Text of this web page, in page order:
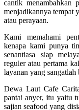
cantik menambahkan
menjadikannya tempat
atau perayaan.
Kami memahami
kenapa kami punya
senantiasa siap
reguler atau pertama
layanan yang
Dewa Laut Cafe
pantai anyer, itu yaitu
sajian seafood yang